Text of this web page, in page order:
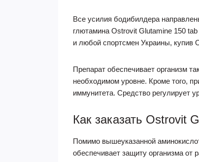
Все усилия бодибилдера
глютамина Ostrovit Glutamine 150
и любой спортсмен Украины, купив
Препарат обеспечивает организм
необходимом уровне. Кроме того,
иммунитета. Средство регулирует
Как заказать Ostrovit
Помимо вышеуказанной
обеспечивает защиту организма от